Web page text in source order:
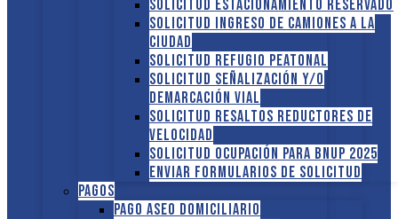
Solicitud Estacionamiento reservado
Solicitud Ingreso de camiones a la
ciudad
Solicitud Refugio peatonal
Solicitud Señalización y/o
demarcación vial
Solicitud Resaltos reductores de
velocidad
Solicitud Ocupación para BNUP 2025
ENVIAR FORMULARIOS DE SOLICITUD
Pagos
Pago Aseo domiciliario